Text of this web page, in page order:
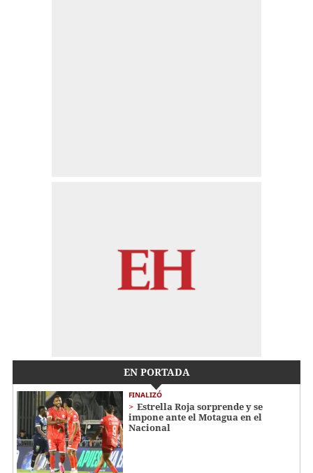
EN PORTADA
FINALIZÓ
Estrella Roja sorprende y se
impone ante el Motagua en el
Nacional